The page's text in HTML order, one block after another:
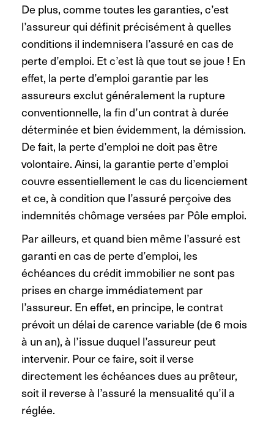
De plus, comme toutes les garanties, c’est
l’assureur qui définit précisément à quelles
conditions il indemnisera l’assuré en cas de
perte d’emploi. Et c’est là que tout se joue ! En
effet, la perte d’emploi garantie par les
assureurs exclut généralement la rupture
conventionnelle, la fin d’un contrat à durée
déterminée et bien évidemment, la démission.
De fait, la perte d’emploi ne doit pas être
volontaire. Ainsi, la garantie perte d’emploi
couvre essentiellement le cas du licenciement
et ce, à condition que l’assuré perçoive des
indemnités chômage versées par Pôle emploi.
Par ailleurs, et quand bien même l’assuré est
garanti en cas de perte d’emploi, les
échéances du crédit immobilier ne sont pas
prises en charge immédiatement par
l’assureur. En effet, en principe, le contrat
prévoit un délai de carence variable (de 6 mois
à un an), à l’issue duquel l’assureur peut
intervenir. Pour ce faire, soit il verse
directement les échéances dues au prêteur,
soit il reverse à l’assuré la mensualité qu’il a
réglée.